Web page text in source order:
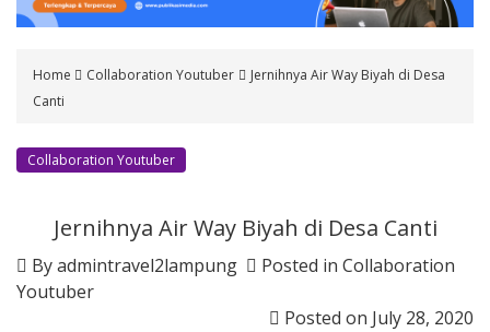
Home Collaboration Youtuber
Jernihnya Air Way Biyah di Desa
Canti
Collaboration Youtuber
Jernihnya Air Way Biyah di Desa Canti
Byadmintravel2lampung Posted in Collaboration
Youtuber
Posted on July 28, 2020